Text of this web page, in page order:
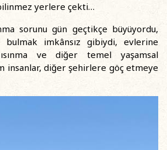
yerlere çekti…
sorunu gün geçtikçe büyüyordu,
bulmak imkânsız gibiydi, evlerine
ve diğer temel yaşamsal
insanlar, diğer şehirlere göç etmeye